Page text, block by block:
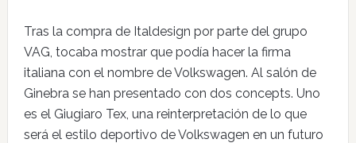
Tras la compra de Italdesign por parte del grupo
VAG, tocaba mostrar que podía hacer la firma
italiana con el nombre de Volkswagen. Al salón de
Ginebra se han presentado con dos concepts. Uno
es el Giugiaro Tex, una reinterpretación de lo que
será el estilo deportivo de Volkswagen en un futuro